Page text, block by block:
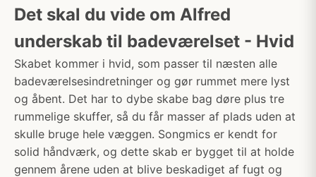
Det skal du vide om Alfred
underskab til badeværelset - Hvid
Skabet kommer i hvid, som passer til næsten alle
badeværelsesindretninger og gør rummet mere lyst
og åbent. Det har to dybe skabe bag døre plus tre
rummelige skuffer, så du får masser af plads uden at
skulle bruge hele væggen. Songmics er kendt for
solid håndværk, og dette skab er bygget til at holde
gennem årene uden at blive beskadiget af fugt og